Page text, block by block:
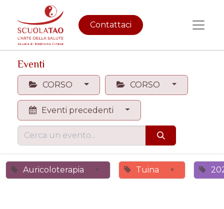
Contattaci
Eventi
CORSO CORSO
Eventi precedenti
Auricoloterapia × Tuina ×